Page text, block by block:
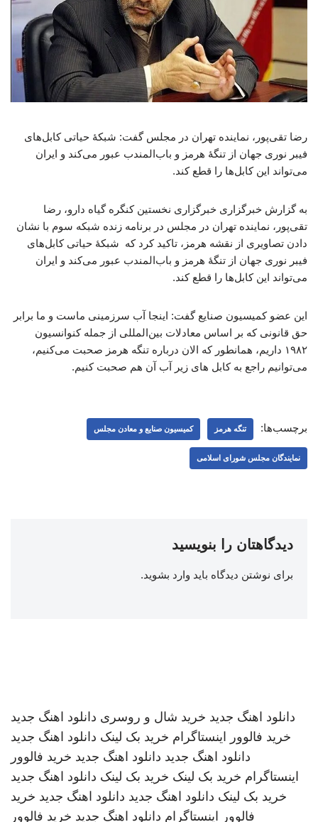
رضا تقی‌پور، نماینده تهران در مجلس گفت: شبکۀ حیاتی کابل‌های
فیبر نوری جهان از تنگۀ هرمز و باب‌المندب عبور می‌کند و ایران
می‌تواند این کابل‌ها را قطع کند.
به گزارش خبرگزاری خبرگزاری نخستین کنگره گیاه دارو، رضا
تقی‌پور، نماینده تهران در مجلس در برنامه زنده شبکه سوم با نشان
دادن تصاویری از نقشه هرمز، تاکید کرد که شبکۀ حیاتی کابل‌های
فیبر نوری جهان از تنگۀ هرمز و باب‌المندب عبور می‌کند و ایران
می‌تواند این کابل‌ها را قطع کند.
این عضو کمیسیون صنایع گفت: اینجا آب سرزمینی ماست و ما برابر
حق قانونی که بر اساس معادلات بین‌المللی از جمله کنوانسیون
۱۹۸۲ داریم، همانطور که الان درباره تنگه هرمز صحبت می‌کنیم،
می‌توانیم راجع به کابل های زیر آب آن هم صحبت کنیم.
برچسب‌ها: تنگه هرمز کمیسیون صنایع و معادن مجلس
نمایندگان مجلس شورای اسلامی
دیدگاهتان را بنویسید
برای نوشتن دیدگاه باید وارد بشوید.
دانلود اهنگ جدید خرید شال و روسری دانلود اهنگ جدید
خرید فالوور اینستاگرام خرید بک لینک دانلود اهنگ جدید
دانلود اهنگ جدید دانلود اهنگ جدید خرید فالوور
اینستاگرام خرید بک لینک خرید بک لینک دانلود اهنگ جدید
خرید بک لینک دانلود اهنگ جدید دانلود اهنگ جدید خرید
فالوور اینستاگرام دانلود اهنگ جدید خرید فالوور